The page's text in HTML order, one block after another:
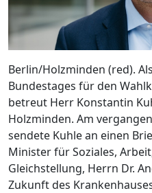
Berlin/Holzminden (red).
Bundestages für den
betreut Herr Konstantin
Holzminden. Am
sendete Kuhle an einen
Minister für Soziales,
Gleichstellung, Herrn Dr.
Zukunft des